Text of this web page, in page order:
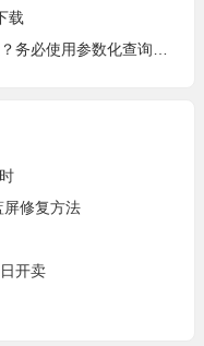
载
参数化查询，安全防注入
修复方法
开卖